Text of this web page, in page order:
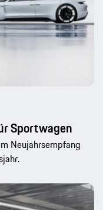
Sportwagen
Neujahrsempfang